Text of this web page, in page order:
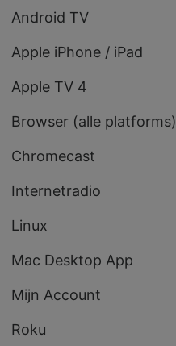
Android TV
Apple iPhone / iPad
Apple TV 4
Browser (alle platforms)
Chromecast
Internetradio
Linux
Mac Desktop App
Mijn Account
Roku